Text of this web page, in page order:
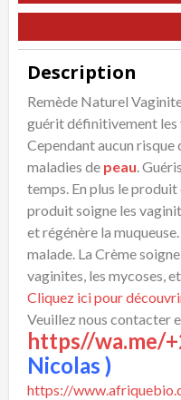
Description
Remède Naturel
guérit définitivement les
Cependant aucun risque
maladies de peau.
temps. En plus le
produit soigne les
et régénère la muqueuse.
malade. La Crème
vaginites, les mycoses,
Cliquez ici pour
Veuillez nous contacter
https//wa.me/
Nicolas )
https://